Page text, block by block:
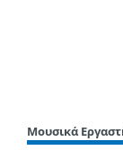
Μουσικά